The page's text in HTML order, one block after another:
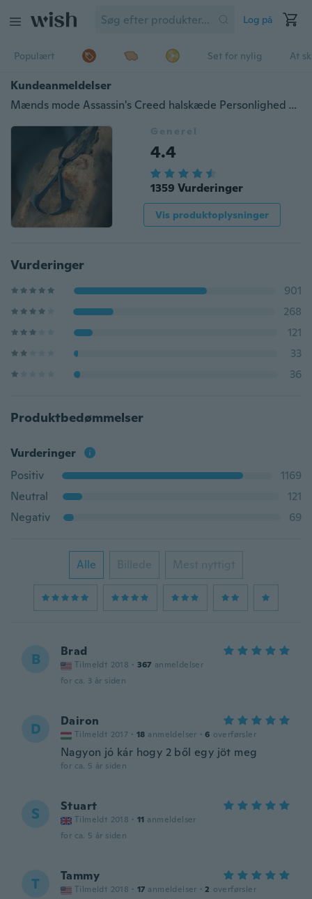
Log på
Populært Set for nylig At
Kundeanmeldelser
Mænds mode Assassin's Creed halskæde Personlighed Titanium stål vedhæng halskæde
Generel
4.4
1359 Vurderinger
Vis produktoplysninger
Vurderinger
901
268
121
33
36
Produktbedømmelser
Vurderinger
Positiv
1169
Neutral
121
Negativ
69
Alle Billede Mest nyttigt
B Brad
Tilmeldt 2018 · 367 anmeldelser
for ca. 3 år siden
D Dairon
Tilmeldt 2017 · 18 anmeldelser · 6 overførsler
Nagyon jó kár hogy 2 ből egy jöt meg
for ca. 5 år siden
S Stuart
Tilmeldt 2018 · 11 anmeldelser
for ca. 5 år siden
T Tammy
Tilmeldt 2018 · 17 anmeldelser · 2 overførsler